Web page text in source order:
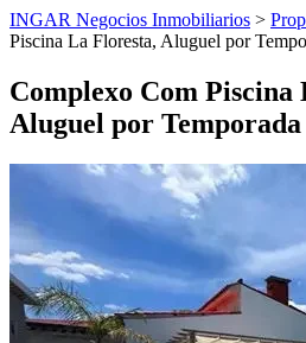
INGAR Negocios Inmobiliarios >
Piscina La Floresta, Aluguel por
Complexo Com Piscina
Aluguel por